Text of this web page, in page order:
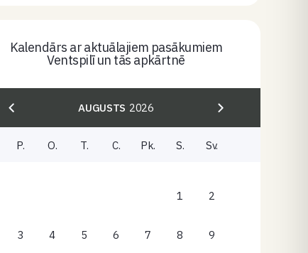
Kalendārs ar aktuālajiem pasākumiem
Ventspilī un tās apkārtnē
AUGUSTS 2026
P. O. T. C. Pk. S. Sv.
1 2
3 4 5 6 7 8 9